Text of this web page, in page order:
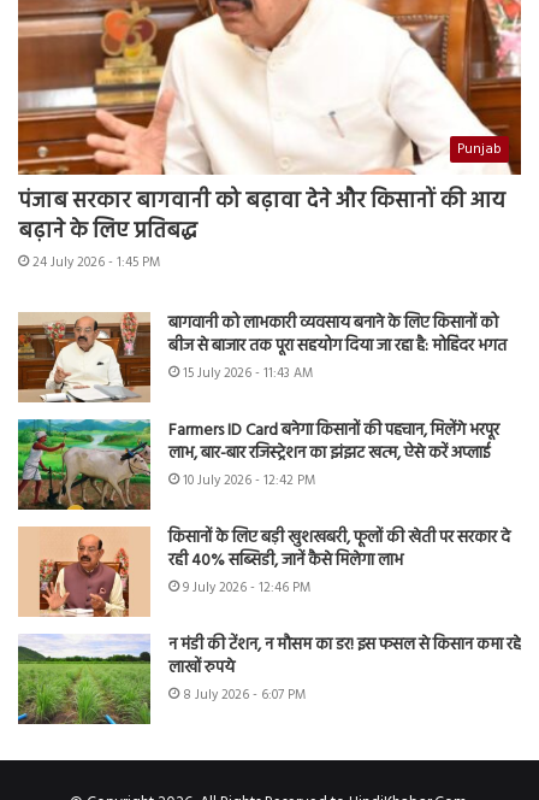
Punjab
पंजाब सरकार बागवानी को बढ़ावा देने और किसानों की आय
बढ़ाने के लिए प्रतिबद्ध
24 July 2026 - 1:45 PM
बागवानी को लाभकारी व्यवसाय बनाने के लिए किसानों को
बीज से बाजार तक पूरा सहयोग दिया जा रहा है: मोहिंदर भगत
15 July 2026 - 11:43 AM
Farmers ID Card बनेगा किसानों की पहचान, मिलेंगे भरपूर
लाभ, बार-बार रजिस्ट्रेशन का झंझट खत्म, ऐसे करें अप्लाई
10 July 2026 - 12:42 PM
किसानों के लिए बड़ी खुशखबरी, फूलों की खेती पर सरकार दे
रही 40% सब्सिडी, जानें कैसे मिलेगा लाभ
9 July 2026 - 12:46 PM
न मंडी की टेंशन, न मौसम का डर! इस फसल से किसान कमा रहे
लाखों रुपये
8 July 2026 - 6:07 PM